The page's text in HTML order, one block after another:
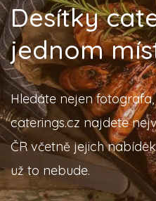
Desítky
jednom
Hledáte nejen
caterings.cz najdete
ČR včetně jejich
už to nebude.